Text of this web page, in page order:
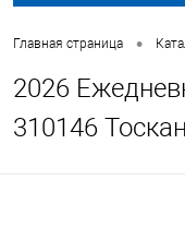
Главная страница •
2026
310146